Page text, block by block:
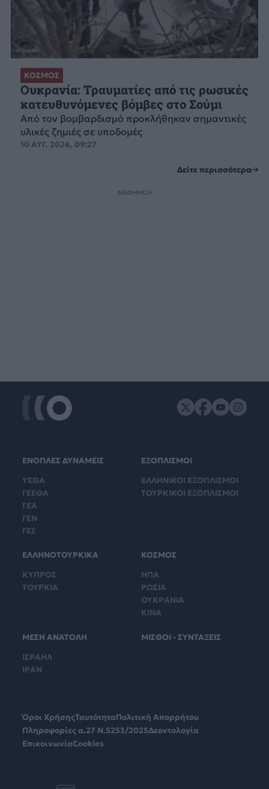
ΚΟΣΜΟΣ
Ουκρανία: Τραυματίες από τις ρωσικές
κατευθυνόμενες βόμβες στο Σούμι
Από τον βομβαρδισμό προκλήθηκαν σημαντικές
υλικές ζημιές σε υποδομές
10 ΑΥΓ. 2026, 09:27
Δείτε περισσότερα
ΔΙΑΦΗΜΙΣΗ
ΕΝΟΠΛΕΣ ΔΥΝΑΜΕΙΣ
ΥΕΘΑ
ΓΕΕΘΑ
ΓΕΑ
ΓΕΝ
ΓΕΣ
ΕΞΟΠΛΙΣΜΟΙ
ΕΛΛΗΝΙΚΟΙ ΕΞΟΠΛΙΣΜΟΙ
ΤΟΥΡΚΙΚΟΙ ΕΞΟΠΛΙΣΜΟΙ
ΕΛΛΗΝΟΤΟΥΡΚΙΚΑ
ΚΥΠΡΟΣ
ΤΟΥΡΚΙΑ
ΚΟΣΜΟΣ
ΗΠΑ
ΡΩΣΙΑ
ΟΥΚΡΑΝΙΑ
ΚΙΝΑ
ΜΕΣΗ ΑΝΑΤΟΛΗ
ΙΣΡΑΗΛ
ΙΡΑΝ
ΜΙΣΘΟΙ - ΣΥΝΤΑΞΕΙΣ
Όροι ΧρήσηςΤαυτότηταΠολιτική Απορρήτου
Πληροφορίες α.27 Ν.5253/2025Δεοντολογία
ΕπικοινωνίαCookies